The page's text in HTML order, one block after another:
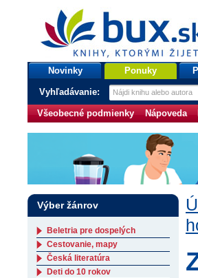
bux.sk
knihy, ktorými žijete
Úvodná stránka
Novinky Ponuky
Vyhľadávanie:
Všeobecné podmienky Nápoveda
Výber žánrov
Beletria pre dospelých
Cestovanie, mapy
Česká literatúra
Deti do 10 rokov